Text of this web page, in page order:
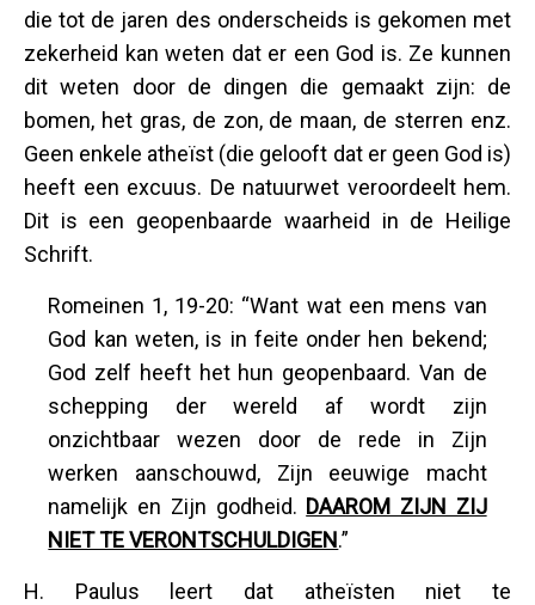
die tot de jaren des onderscheids is gekomen met
zekerheid kan weten dat er een God is. Ze kunnen
dit weten door de dingen die gemaakt zijn: de
bomen, het gras, de zon, de maan, de sterren enz.
Geen enkele atheïst (die gelooft dat er geen God is)
heeft een excuus. De natuurwet veroordeelt hem.
Dit is een geopenbaarde waarheid in de Heilige
Schrift.
Romeinen 1, 19-20: “Want wat een mens van
God kan weten, is in feite onder hen bekend;
God zelf heeft het hun geopenbaard. Van de
schepping der wereld af wordt zijn
onzichtbaar wezen door de rede in Zijn
werken aanschouwd, Zijn eeuwige macht
namelijk en Zijn godheid. DAAROM ZIJN ZIJ
NIET TE VERONTSCHULDIGEN.”
H. Paulus leert dat atheïsten niet te